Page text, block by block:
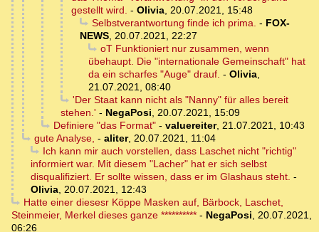
gestellt wird. - Olivia, 20.07.2021, 15:48
Selbstverantwortung finde ich prima. - FOX-
NEWS, 20.07.2021, 22:27
oT Funktioniert nur zusammen, wenn
übehaupt. Die "internationale Gemeinschaft" hat
da ein scharfes "Auge" drauf. - Olivia,
21.07.2021, 08:40
'Der Staat kann nicht als "Nanny" für alles bereit
stehen.' - NegaPosi, 20.07.2021, 15:09
Definiere "das Format"- valuereiter, 21.07.2021, 10:43
gute Analyse, - aliter, 20.07.2021, 11:04
Ich kann mir auch vorstellen, dass Laschet nicht "richtig"
informiert war. Mit diesem "Lacher" hat er sich selbst
disqualifiziert. Er sollte wissen, dass er im Glashaus steht. -
Olivia, 20.07.2021, 12:43
Hatte einer diesesr Köppe Masken auf, Bärbock, Laschet,
Steinmeier, Merkel dieses ganze ********** - NegaPosi, 20.07.2021,
06:26